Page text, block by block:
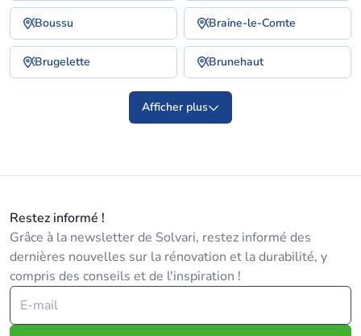
Boussu Braine-le-Comte
Brugelette Brunehaut
Afficher plus
Restez informé !
Grâce à la newsletter de Solvari, restez informé des
dernières nouvelles sur la rénovation et la durabilité, y
compris des conseils et de l'inspiration !